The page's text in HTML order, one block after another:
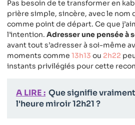
Pas besoin de te transformer en
prière simple, sincère, avec le nom
comme point de départ. Ce que
l’intention. Adresser une pensée à
avant tout s’adresser à soi-même
moments comme 13h13 ou 2h22
instants privilégiés pour cette
A LIRE : Que signifie vraiment
l'heure miroir 12h21 ?